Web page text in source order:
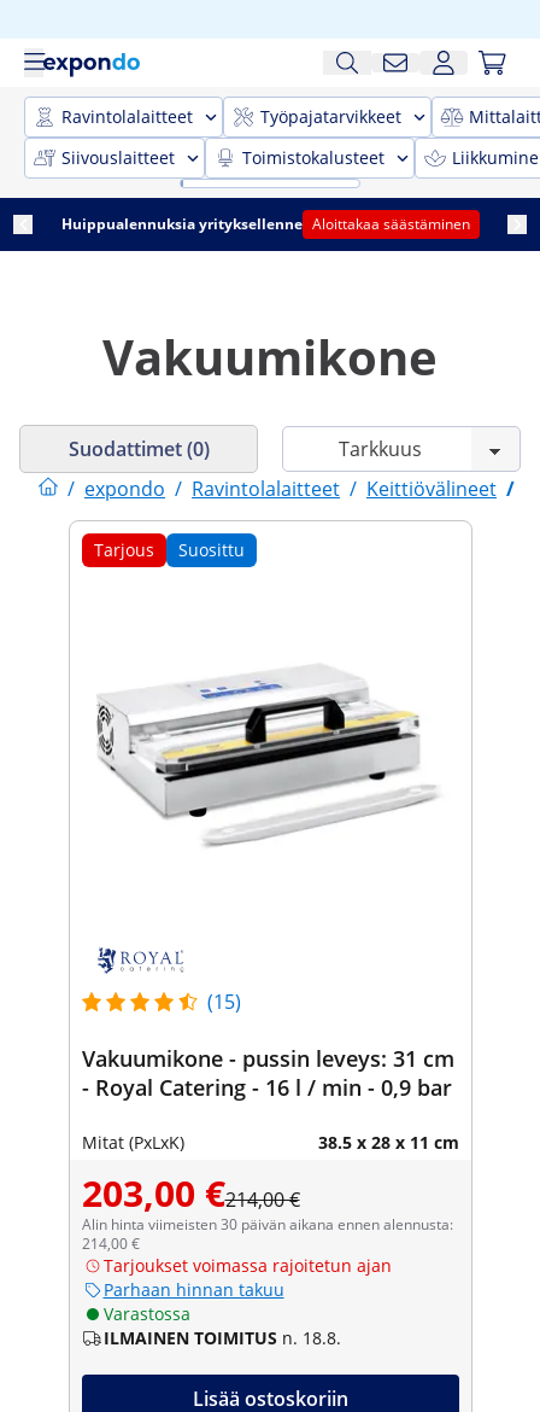
Ravintolalaitteet Työpajatarvikkeet
Siivouslaitteet
Toimistokalusteet
Huippualennuksia yrityksellenne Aloittakaa säästäminen
Vakuumikone
/ expondo / Ravintolalaitteet / Keittiövälineet /
Suodattimet (0)
Tarjous Suosittu
(15)
Vakuumikone - pussin leveys: 31 cm
- Royal Catering - 16 l / min - 0,9 bar
Mitat (PxLxK) 38.5 x 28 x 11 cm
203,00 €214,00 €
Alin hinta viimeisten 30 päivän aikana ennen alennusta:
214,00 €
Tarjoukset voimassa rajoitetun ajan
Parhaan hinnan takuu
Varastossa
ILMAINEN TOIMITUS n. 18.8.
Lisää ostoskoriin